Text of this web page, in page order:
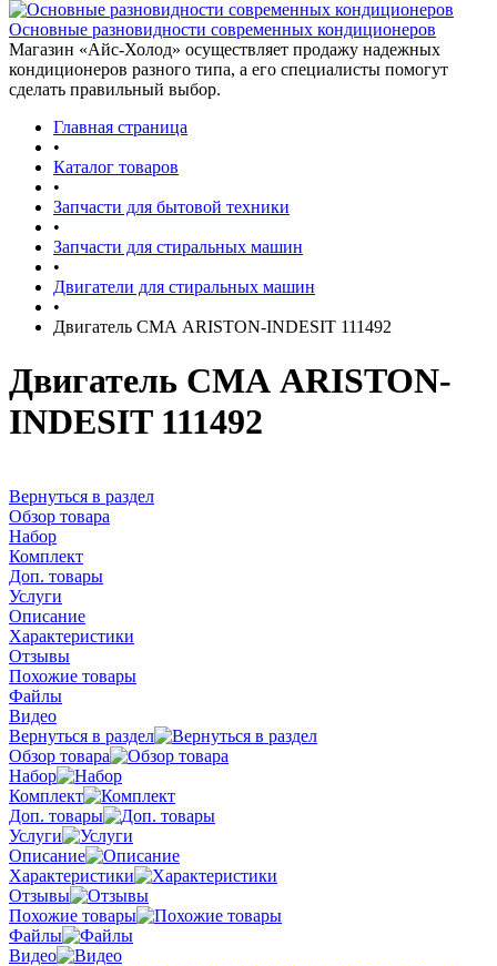
Основные разновидности современных кондиционеров
Магазин «Айс-Холод» осуществляет продажу надежных
кондиционеров разного типа, а его специалисты помогут
сделать правильный выбор.
Главная страница
•
Каталог товаров
•
Запчасти для бытовой техники
•
Запчасти для стиральных машин
•
Двигатели для стиральных машин
•
Двигатель СМА ARISTON-INDESIT 111492
Двигатель СМА ARISTON-
INDESIT 111492
Вернуться в раздел
Обзор товара
Набор
Комплект
Доп. товары
Услуги
Описание
Характеристики
Отзывы
Похожие товары
Файлы
Видео
Вернуться в раздел
Обзор товара
Набор
Комплект
Доп. товары
Услуги
Описание
Характеристики
Отзывы
Похожие товары
Файлы
Видео